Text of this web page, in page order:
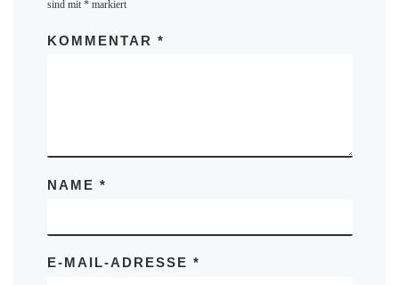
sind mit *markiert
KOMMENTAR *
NAME *
E-MAIL-ADRESSE *